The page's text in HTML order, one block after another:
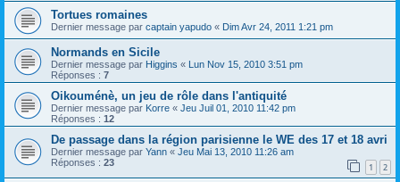
Tortues romaines
Dernier message par captain yapudo « Dim Avr 24, 2011 1:21 pm
Normands en Sicile
Dernier message par Higgins « Lun Nov 15, 2010 3:51 pm
Réponses : 7
Oikouménè, un jeu de rôle dans l'antiquité
Dernier message par Korre « Jeu Juil 01, 2010 11:42 pm
Réponses : 12
De passage dans la région parisienne le WE des 17 et 18 avri
Dernier message par Yann « Jeu Mai 13, 2010 11:26 am
Réponses : 23 1 2